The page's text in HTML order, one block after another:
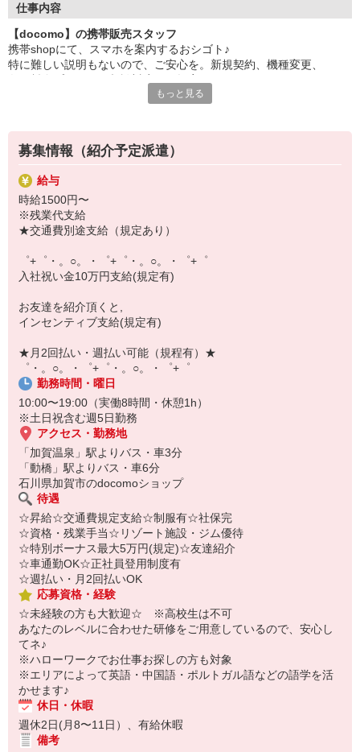
でも心配ご無用！
お互いに教え合ったり、フォローしあったりする
和気あいあいとした人間関係がある店舗ばかり！
皆で一緒にステップアップしましょう♪
【選べるお仕事いろいろ】
▼オフィスワーク
事務、経理、データ入力、コールセンター、受付
▼工場・製造・軽作業系
機械/食品製造・梱包・仕分け・加工・組立・検査
▼美容系
眉毛サロンのアイブロウ・ネイリスト・エステ
▼営業・販売
法人営業・アパレル販売・個別指導塾・人材紹介
▼人気案件も多数♪
短期・期間限定・オープニング・官公庁案件
上場/優良/大手企業など
【スマホ面接実施中】
￣￣￣￣￣￣￣￣￣
自宅に居ながらスマホでカンタン面接OK！
オンライン面談なのでスピード対応。
仕事内容
【docomo】の携帯販売スタッフ
携帯shopにて、スマホを案内するおシゴト♪
特に難しい説明もないので、ご安心を。新規契約、機種変更、
満足度◎
■携帯やインターネット販売業務
docomo(ドコモ)/au(エーユー)・KDDI/softbank(ソフトバンク)など
の大手キャリアから
ワイモバイル(Y!mobille)、楽天モバイル、UQなど格安スマホまで幅
広く紹介可能♪
もっと見る
募集情報（紹介予定派遣）
給与
時給1500円〜
※残業代支給
★交通費別途支給（規定あり）
゜+゜・。○。・゜+゜・。○。・゜+゜
入社祝い金10万円支給(規定有)
お友達を紹介頂くと,
インセンティブ支給(規定有)
★月2回払い・週払い可能（規程有）★
゜・。○。・゜+゜・。○。・゜+゜
勤務時間・曜日
10:00〜19:00（実働8時間・休憩1h）
※土日祝含む週5日勤務
アクセス・勤務地
「加賀温泉」駅よりバス・車3分
「動橋」駅よりバス・車6分
石川県加賀市のdocomoショップ
待遇
☆昇給☆交通費規定支給☆制服有☆社保完
☆資格・残業手当☆リゾート施設・ジム優待
☆特別ボーナス最大5万円(規定)☆友達紹介
☆車通勤OK☆正社員登用制度有
☆週払い・月2回払いOK
応募資格・経験
☆未経験の方も大歓迎☆ ※高校生は不可
あなたのレベルに合わせた研修をご用意しているので、安心し
てネ♪
※ハローワークでお仕事お探しの方も対象
※エリアによって英語・中国語・ポルトガル語などの語学を活
かせます♪
休日・休暇
週休2日(月8〜11日）、有給休暇
備考